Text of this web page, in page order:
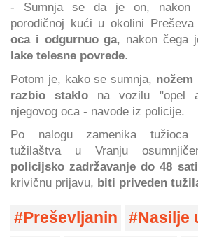
- Sumnja se da je on, nakon
porodičnoj kući u okolini
oca i odgurnuo ga, nakon čega
lake telesne povrede.
Potom je, kako se sumnja, nožem
razbio staklo na vozilu "opel
njegovog oca - navode iz policije.
Po nalogu zamenika tužioca
tužilaštva u Vranju
policijsko zadržavanje do 48 sati
krivičnu prijavu, biti priveden
Preševljanin
Nasilje